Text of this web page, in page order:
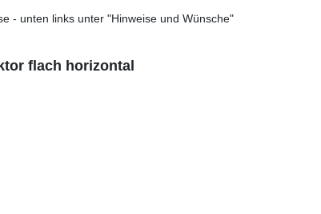
- unten links unter "Hinweise und Wünsche"
flach horizontal